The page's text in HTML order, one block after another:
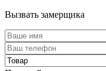
Вызвать замерщика